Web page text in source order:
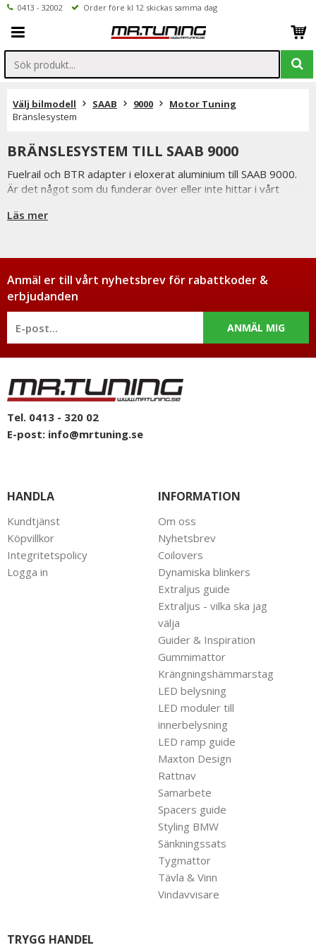
0413 - 32002 Order före kl 12 skickas samma dag
Välj bilmodell SAAB 9000
Motor Tuning
Bränslesystem
BRÄNSLESYSTEM TILL SAAB 9000
Fuelrail och BTR adapter i eloxerat aluminium till SAAB 9000.
Är det något som du funderar över eller inte hittar i vårt
Läs mer
Anmäl er till vårt nyhetsbrev för rabattkoder &
erbjudanden
ANMÄL MIG
Tel. 0413 - 320 02
E-post: info@mrtuning.se
HANDLA
Kundtjänst
Köpvillkor
Integritetspolicy
Logga in
INFORMATION
Om oss
Nyhetsbrev
Coilovers
Dynamiska blinkers
Extraljus guide
Extraljus - vilka ska jag
välja
Guider & Inspiration
Gummimattor
Krängningshämmarstag
LED belysning
LED moduler till
innerbelysning
LED ramp guide
Maxton Design
Rattnav
Samarbete
Spacers guide
Styling BMW
Sänkningssats
Tygmattor
Tävla & Vinn
Vindavvisare
TRYGG HANDEL